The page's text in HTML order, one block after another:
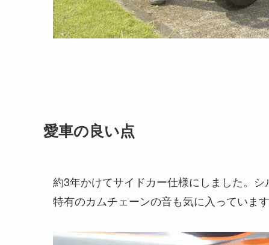
愛車の良い点
約3年かけてサイドカー仕様にしました。
特有のカムチェーンの音も気に入っています